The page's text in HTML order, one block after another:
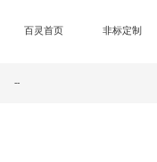
百灵首页 非标定制
--